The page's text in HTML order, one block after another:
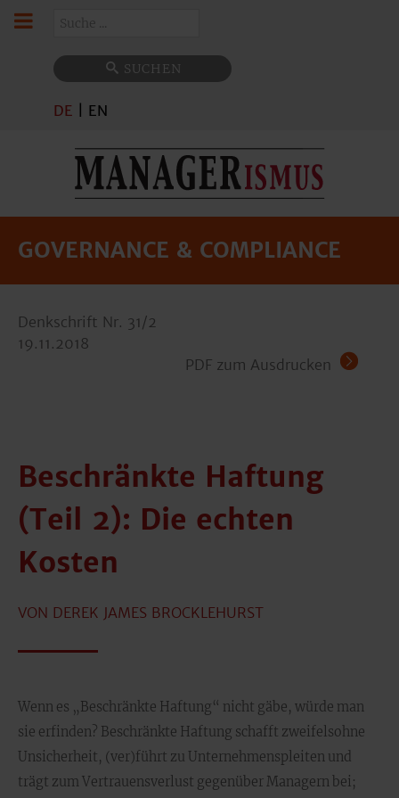
SUCHEN
DE EN
GOVERNANCE & COMPLIANCE
Denkschrift Nr. 31/2
19.11.2018
PDF zum Ausdrucken
Beschränkte Haftung
(Teil 2): Die echten
Kosten
VON DEREK JAMES BROCKLEHURST
Wenn es „Beschränkte Haftung“ nicht gäbe, würde man
sie erfinden? Beschränkte Haftung schafft zweifelsohne
Unsicherheit, (ver)führt zu Unternehmenspleiten und
trägt zum Vertrauensverlust gegenüber Managern bei;